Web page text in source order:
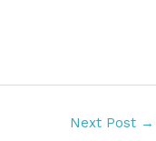
Next Post →